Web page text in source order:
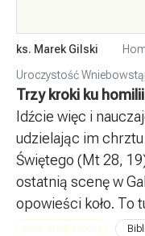
ks. Marek Gilski
Uroczystość
Trzy kroki ku homilii
Idźcie więc i
udzielając im chrztu
Świętego (Mt 28,
ostatnią scenę w
opowieści koło. To
okres: Wielkanocny